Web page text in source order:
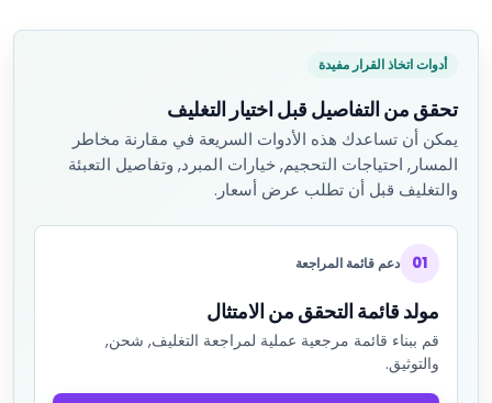
أدوات اتخاذ القرار مفيدة
تحقق من التفاصيل قبل اختيار التغليف
يمكن أن تساعدك هذه الأدوات السريعة في مقارنة مخاطر
المسار, احتياجات التحجيم, خيارات المبرد, وتفاصيل التعبئة
والتغليف قبل أن تطلب عرض أسعار.
01 دعم قائمة المراجعة
مولد قائمة التحقق من الامتثال
قم ببناء قائمة مرجعية عملية لمراجعة التغليف, شحن,
والتوثيق.